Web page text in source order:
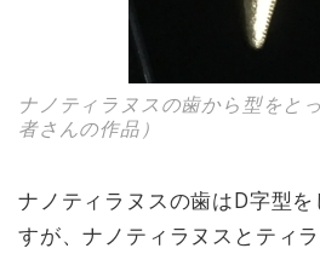
ナノティラヌスの歯から型をと
者さんの作品）
ナノティラヌスの歯はD字型
すが、ナノティラヌスとティ